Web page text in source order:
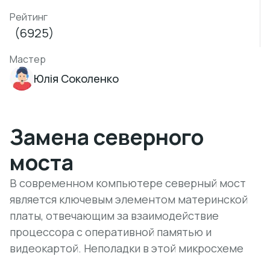
Рейтинг
(6925)
Мастер
Юлія Соколенко
Замена северного
моста
В современном компьютере северный мост
является ключевым элементом материнской
платы, отвечающим за взаимодействие
процессора с оперативной памятью и
видеокартой. Неполадки в этой микросхеме